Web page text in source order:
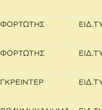
ΦΟΡΤΩΤΗΣ
ΦΟΡΤΩΤΗΣ
ΓΚΡΕΙΝΤΕΡ